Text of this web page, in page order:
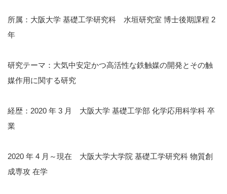
所属：大阪大学 基礎工学研究科 水垣研究室 博士後期課程 2
年
研究テーマ：大気中安定かつ高活性な鉄触媒の開発とその触
媒作用に関する研究
経歴：2020 年 3 月 大阪大学 基礎工学部 化学応用科学科 卒
業
2020 年 4 月～現在 大阪大学大学院 基礎工学研究科 物質創
成専攻 在学